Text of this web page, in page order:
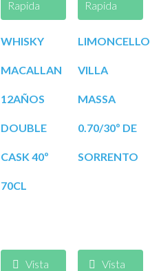
Rapida
WHISKY
MACALLAN
12AÑOS
DOUBLE
CASK 40º
70CL
Rapida
LIMONCELLO
VILLA
MASSA
0.70/30º DE
SORRENTO
Vista
Vista